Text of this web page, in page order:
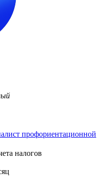
профориентационной
налогов